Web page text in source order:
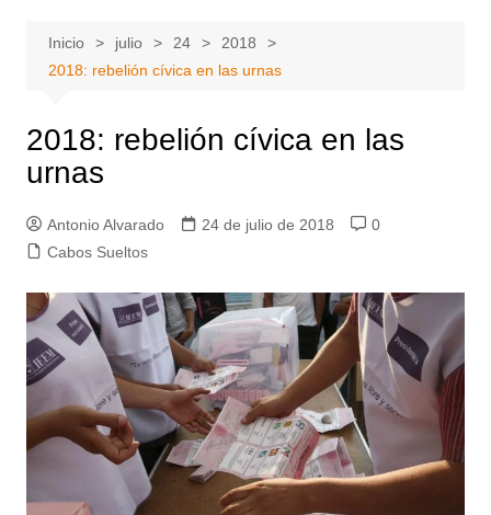
Inicio julio 24
2018
2018: rebelión cívica en las urnas
2018: rebelión cívica en las
urnas
Antonio Alvarado 24 de julio de 2018
0
Cabos Sueltos